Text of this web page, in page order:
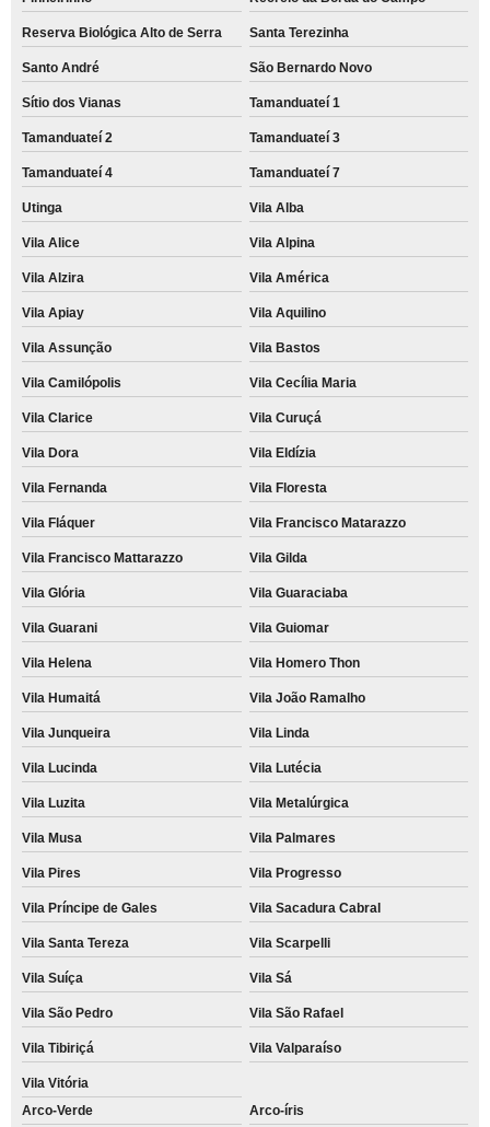
Reserva Biológica Alto de Serra Santa Terezinha
Santo André São Bernardo Novo
Sítio dos Vianas Tamanduateí 1
Tamanduateí 2 Tamanduateí 3
Tamanduateí 4 Tamanduateí 7
Utinga Vila Alba
Vila Alice Vila Alpina
Vila Alzira Vila América
Vila Apiay Vila Aquilino
Vila Assunção Vila Bastos
Vila Camilópolis Vila Cecília Maria
Vila Clarice Vila Curuçá
Vila Dora Vila Eldízia
Vila Fernanda Vila Floresta
Vila Fláquer Vila Francisco Matarazzo
Vila Francisco Mattarazzo Vila Gilda
Vila Glória Vila Guaraciaba
Vila Guarani Vila Guiomar
Vila Helena Vila Homero Thon
Vila Humaitá Vila João Ramalho
Vila Junqueira Vila Linda
Vila Lucinda Vila Lutécia
Vila Luzita Vila Metalúrgica
Vila Musa Vila Palmares
Vila Pires Vila Progresso
Vila Príncipe de Gales Vila Sacadura Cabral
Vila Santa Tereza Vila Scarpelli
Vila Suíça Vila Sá
Vila São Pedro Vila São Rafael
Vila Tibiriçá Vila Valparaíso
Vila Vitória
Arco-Verde
Arco-íris